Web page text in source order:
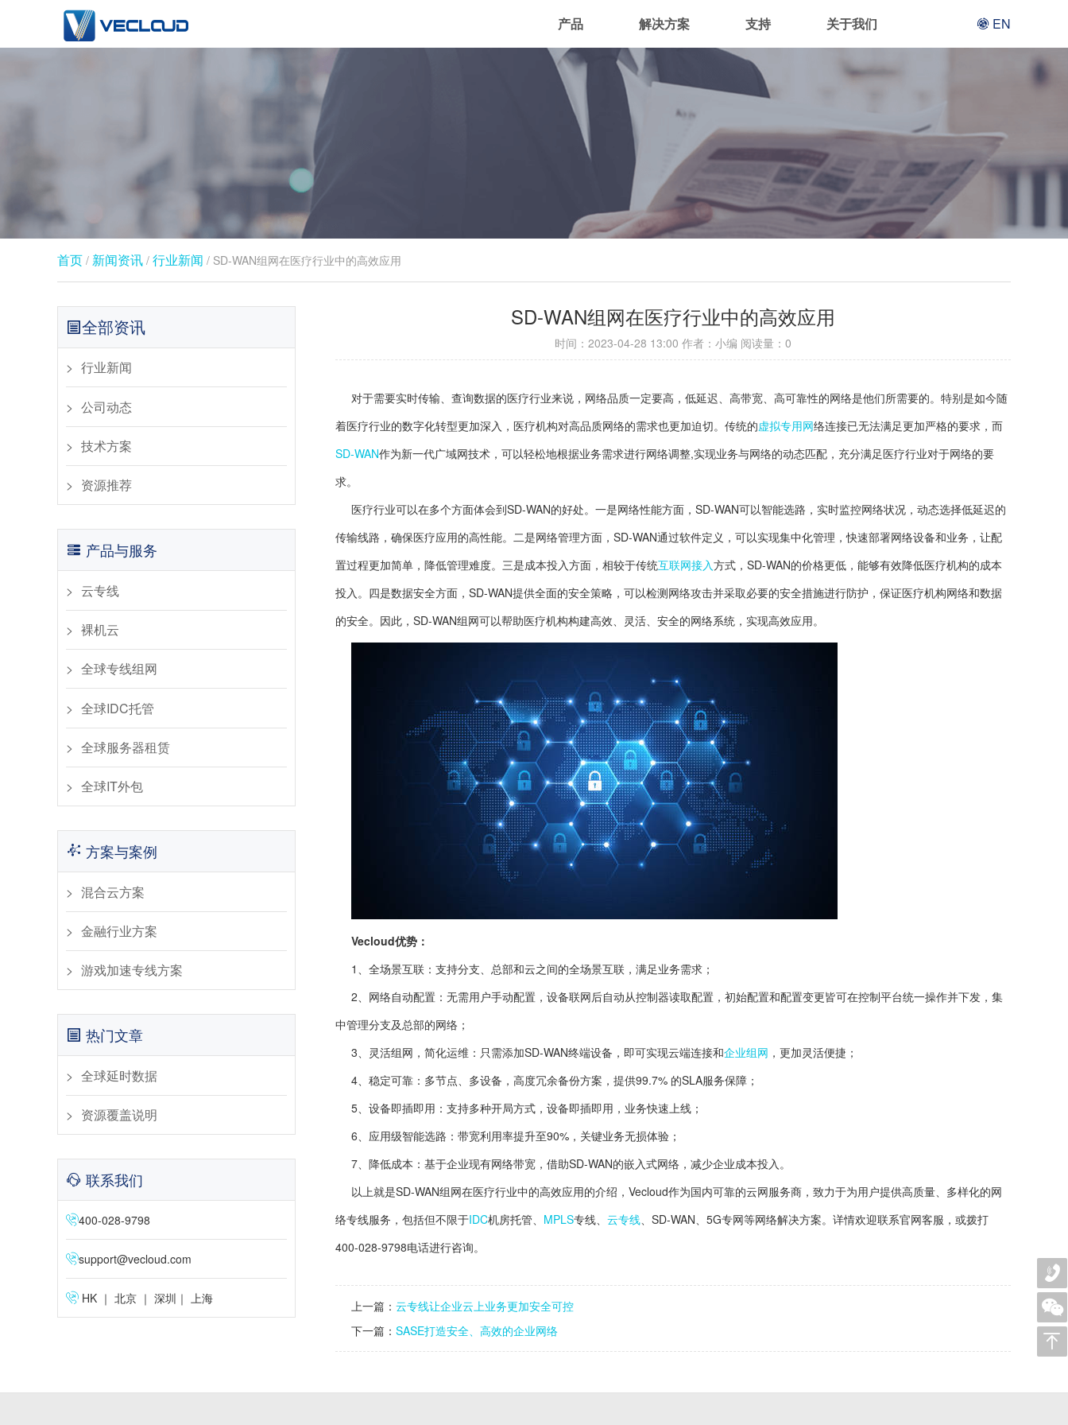
EN
关于我们
支持
解决方案
产品
首页 / 新闻资讯 / 行业新闻​ / SD-WAN组网在医疗行业中的高效应用
全部资讯
行业新闻​
公司动态​
​技术方案
资源推荐
产品与服务
云专线
裸机云
全球专线组网
全球IDC托管
全球服务器租赁
全球IT外包
方案与案例
混合云方案
金融行业方案
游戏加速专线方案
热门文章
全球延时数据
资源覆盖说明
联系我们
400-028-9798
support@vecloud.com
HK ｜ 北京 ｜ 深圳｜ 上海
SD-WAN组网在医疗行业中的高效应用
时间： 2023-04-28 13:00 作者：小编 阅读量： 0
对于需要实时传输、查询数据的医疗行业来说，网络品质一定要高，低延迟、高带宽、高可靠性的网络是他们所需要的。特别是如今随
着医疗行业的数字化转型更加深入，医疗机构对高品质网络的需求也更加迫切。传统的虚拟专用网络连接已无法满足更加严格的要求，而
SD-WAN作为新一代广域网技术，可以轻松地根据业务需求进行网络调整,实现业务与网络的动态匹配，充分满足医疗行业对于网络的要
求。
医疗行业可以在多个方面体会到SD-WAN的好处。一是网络性能方面，SD-WAN可以智能选路，实时监控网络状况，动态选择低延迟的
传输线路，确保医疗应用的高性能。二是网络管理方面，SD-WAN通过软件定义，可以实现集中化管理，快速部署网络设备和业务，让配
置过程更加简单，降低管理难度。三是成本投入方面，相较于传统互联网接入方式，SD-WAN的价格更低，能够有效降低医疗机构的成本
投入。四是数据安全方面，SD-WAN提供全面的安全策略，可以检测网络攻击并采取必要的安全措施进行防护，保证医疗机构网络和数据
的安全。因此，SD-WAN组网可以帮助医疗机构构建高效、灵活、安全的网络系统，实现高效应用。
Vecloud优势：
1、全场景互联：支持分支、总部和云之间的全场景互联，满足业务需求；
2、网络自动配置：无需用户手动配置，设备联网后自动从控制器读取配置，初始配置和配置变更皆可在控制平台统一操作并下发，集
中管理分支及总部的网络；
3、灵活组网，简化运维：只需添加SD-WAN终端设备，即可实现云端连接和企业组网 ，更加灵活便捷；
4、稳定可靠：多节点、多设备，高度冗余备份方案，提供99.7% 的SLA服务保障；
5、设备即插即用：支持多种开局方式，设备即插即用，业务快速上线；
6、应用级智能选路：带宽利用率提升至90%，关键业务无损体验；
7、降低成本：基于企业现有网络带宽，借助SD-WAN的嵌入式网络，减少企业成本投入。
以上就是SD-WAN组网在医疗行业中的高效应用的介绍，Vecloud作为国内可靠的云网服务商，致力于为用户提供高质量、多样化的网
络专线服务，包括但不限于IDC机房托管、 MPLS专线、 云专线、SD-WAN、5G专网等网络解决方案。详情欢迎联系官网客服，或拨打
400-028-9798电话进行咨询。
上一篇： 云专线让企业云上业务更加安全可控
下一篇： SASE打造安全、高效的企业网络